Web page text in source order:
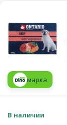
марка
В наличии